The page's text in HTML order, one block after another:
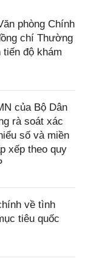
phòng Chính
chí Thường
độ khám
của Bộ Dân
rà soát xác
số và miền
xếp theo quy
về tình
tiêu quốc